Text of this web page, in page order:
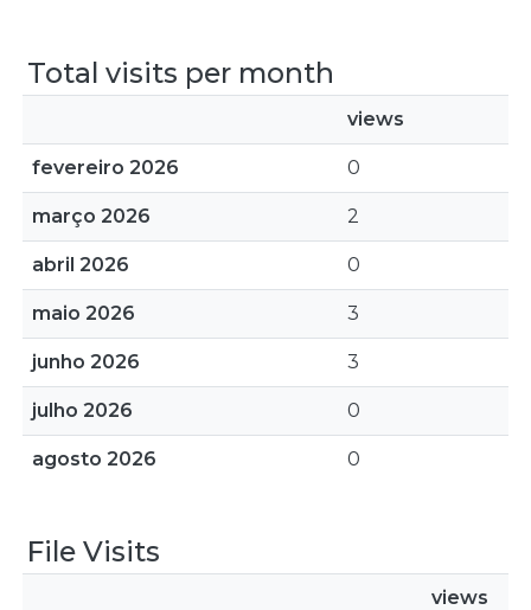
Total visits per month
views
fevereiro 2026 0
março 2026 2
abril 2026 0
maio 2026 3
junho 2026 3
julho 2026 0
agosto 2026 0
File Visits
views